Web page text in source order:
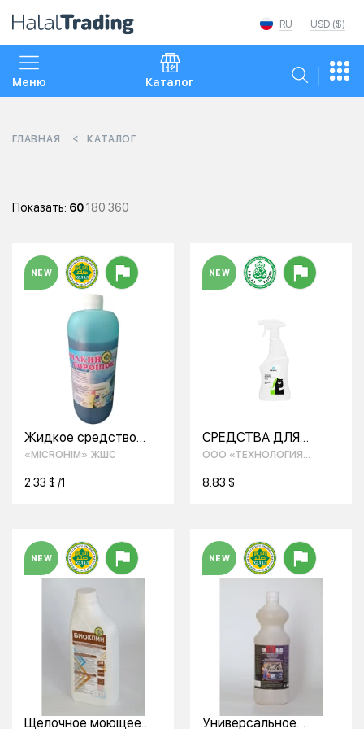
USD ($)
RU
Меню Каталог
ГЛАВНАЯ КАТАЛОГ
Показать: 60180 360
NEW
Жидкое средство
для стирки Биоклин
«MICROHIM» ЖШС
NEW
СРЕДСТВА ДЛЯ
МЫТЬЯ СТЕКОЛ И
ООО «ТЕХНОЛОГИЯ
NEW
Щелочное моющее
NEW
Универсальное